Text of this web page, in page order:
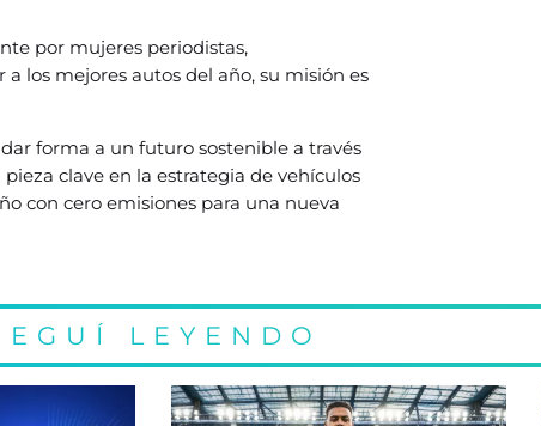
por mujeres periodistas,
los mejores autos del año, su misión es
forma a un futuro sostenible a través
clave en la estrategia de vehículos
con cero emisiones para una nueva
LEYENDO